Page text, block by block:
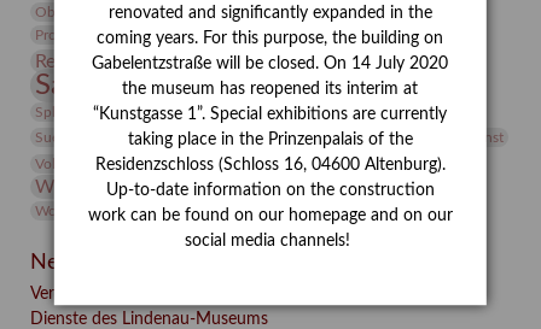
Objekt im Fokus
Paul Klee Peter Schnürpel Phelloplastik
Pohlhof
Provenienz
Provenienzforschung
Restaurierung Restitution Rudi Lesser Ruth Wolf-Rehfeld
Sammlung Samstagszeichner Skulptur
Sonderausstellung
Sphinx
studio Studio Bildende Kunst
studioDIGITAL
Suermondt-Ludwig-Museum
Vermittlung Video
Videokunst
Volontariat
Walter Rheiner Weihnachten Werefkin
Werkbetrachtung Winter Wissenschaft
Wolf and Dog
Wolf und Hund
Zirkuswoche
Neueste Beiträge
Verschenkt, verkauft, vergessen? – Kunstdetektivinnen im
Dienste des Lindenau-Museums
renovated and significantly expanded in the
coming years. For this purpose, the building on
Gabelentzstraße will be closed. On 14 July 2020
the museum has reopened its interim at
“Kunstgasse 1”. Special exhibitions are currently
taking place in the Prinzenpalais of the
Residenzschloss (Schloss 16, 04600 Altenburg).
Up-to-date information on the construction
work can be found on our homepage and on our
social media channels!